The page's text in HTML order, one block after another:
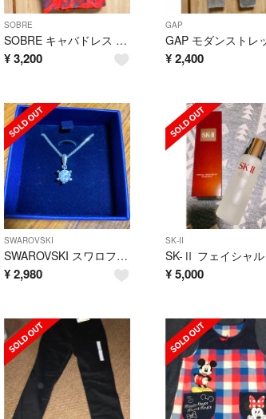
SOBRE
SOBRE キャバドレス ドレス上下セット
¥3,200
GAP
¥ 2,400
SWAROVSKI
SWAROVSKI スワロフスキー ネックレス
¥2,980
SK-II
¥ 5,000